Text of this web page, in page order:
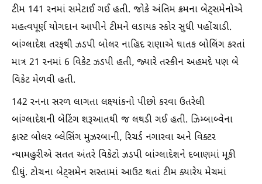
ટીમ 141 રનમાં સમેટાઈ ગઈ હતી. જોકે અંતિમ ક્રમના બેટ્સમેનોએ
મહત્વપૂર્ણ યોગદાન આપીને ટીમને લડાયક સ્કોર સુધી પહોંચાડી.
બાંગ્લાદેશ તરફથી ઝડપી બોલર નાહિદ રાણાએ ઘાતક બોલિંગ કરતાં
માત્ર 21 રનમાં 6 વિકેટ ઝડપી હતી, જ્યારે તસ્કીન અહમદે પણ બે
વિકેટ મેળવી હતી.
142 રનના સરળ લાગતા લક્ષ્‍યાંકનો પીછો કરવા ઉતરેલી
બાંગ્લાદેશની બેટિંગ શરૂઆતથી જ લથડી ગઈ હતી. ઝિમ્બાબ્વેના
ફાસ્ટ બોલર બ્લેસિંગ મુઝરબાની, રિચર્ડ નગારવા અને વિક્ટર
ન્યામહુરીએ સતત અંતરે વિકેટો ઝડપી બાંગ્લાદેશને દબાણમાં મૂકી
દીધું. ટોચના બેટ્સમેન સસ્તામાં આઉટ થતાં ટીમ ક્યારેય મેચમાં